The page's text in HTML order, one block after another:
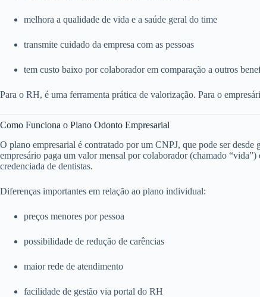
melhora a qualidade de vida e a saúde geral do time
transmite cuidado da empresa com as pessoas
tem custo baixo por colaborador em comparação a outros
Para o RH, é uma ferramenta prática de valorização. Para o
Como Funciona o Plano Odonto Empresarial
O plano empresarial é contratado por um CNPJ, que pode ser desde
empresário paga um valor mensal por colaborador (chamado
credenciada de dentistas.
Diferenças importantes em relação ao plano individual:
preços menores por pessoa
possibilidade de redução de carências
maior rede de atendimento
facilidade de gestão via portal do RH